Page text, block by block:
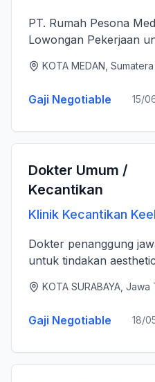
PT. Rumah Pesona
Lowongan Pekerjaan
layanan medis estetika
dan berkualitas tinggi
KOTA MEDAN,
Gaji Negotiable 15/
Dokter Umum /
Kecantikan
Klinik Kecantikan
Dokter penanggung jawab Menangani
untuk tindakan aesthetic
KOTA SURABAYA, Jawa
Gaji Negotiable 18/